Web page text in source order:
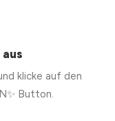
klicke auf den
Button.